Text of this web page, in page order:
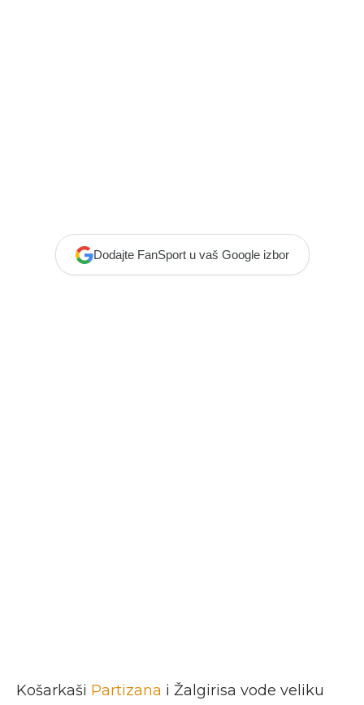
Dodajte FanSport u vaš Google izbor
Košarkaši Partizana i Žalgirisa vode veliku